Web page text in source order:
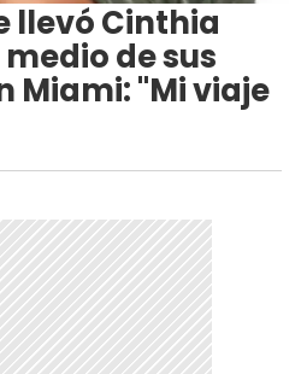
llevó Cinthia
de sus
Miami: "Mi viaje